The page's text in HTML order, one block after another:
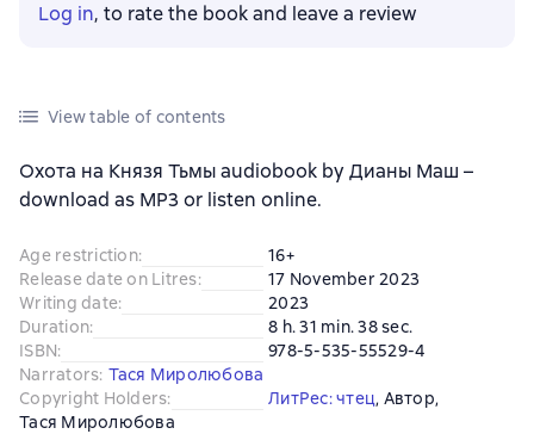
Log in, to rate the book and leave a review
View table of contents
Охота на Князя Тьмы audiobook by Дианы Маш –
download as MP3 or listen online.
Age restriction:
16+
Release date on Litres:
17 November 2023
Writing date:
2023
Duration:
8 h. 31 min. 38 sec.
ISBN:
978-5-535-55529-4
Narrators: Тася Миролюбова
Copyright Holders: ЛитРес: чтец, Автор,
Тася Миролюбова